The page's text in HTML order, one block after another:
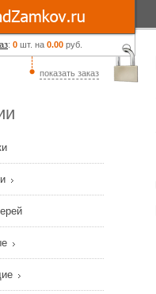
: 0 шт. на 0.00 руб.
показать заказ